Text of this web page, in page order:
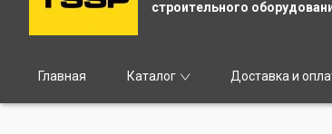
строительного
Главная Каталог Доставка и